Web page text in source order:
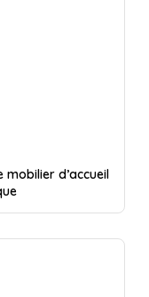
mobilier d’accueil